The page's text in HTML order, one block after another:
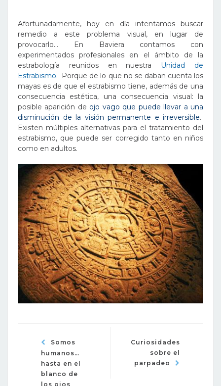
Afortunadamente, hoy en día intentamos buscar
remedio a este problema visual, en lugar de
provocarlo… En Baviera contamos con
experimentados profesionales en el ámbito de la
estrabología reunidos en nuestra Unidad de
Estrabismo. Porque de lo que no se daban cuenta los
mayas es de que el estrabismo tiene, además de una
consecuencia estética, una consecuencia visual: la
posible aparición de ojo vago que puede llevar a una
disminución de la visión permanente e irreversible.
Existen múltiples alternativas para el tratamiento del
estrabismo, que puede ser corregido tanto en niños
como en adultos.
Somos
humanos…
hasta en el
blanco de
los ojos
Curiosidades
sobre el
parpadeo